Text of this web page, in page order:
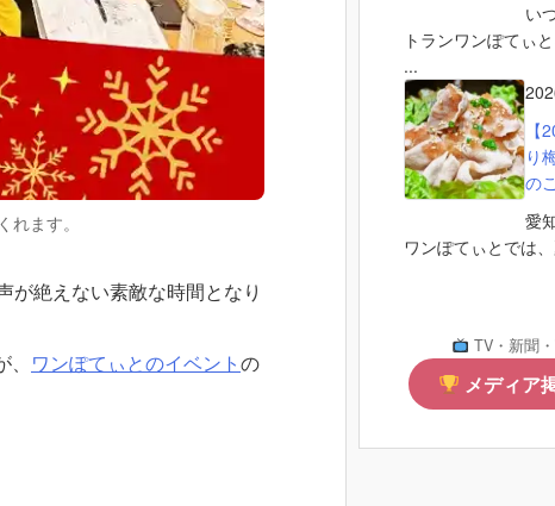
ます。
が絶えない素敵な時間となり
ワンぽてぃとのイベントの
い
トランワンぽてぃ
...
【
り
の
愛
ワンぽてぃとでは
TV・新聞
メディア